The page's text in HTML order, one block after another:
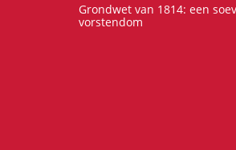
Grondwet van 1814: een
vorstendom